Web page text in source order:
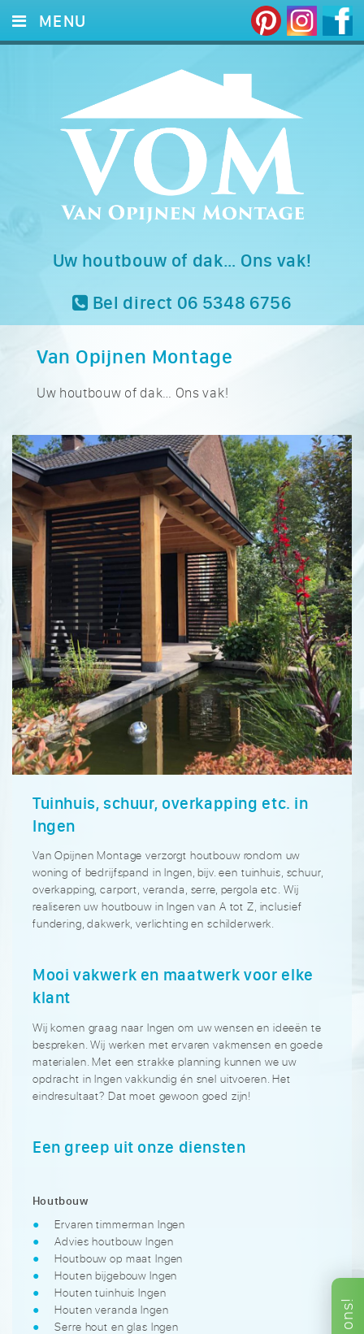
ons!
Uw houtbouw of dak… Ons vak!
Bel direct 06 5348 6756
MENU
FOTO’S
REFERENTIES
Van Opijnen Montage
Uw houtbouw of dak… Ons vak!
Tuinhuis, schuur, overkapping etc. in
Ingen
Van Opijnen Montage verzorgt houtbouw rondom uw
woning of bedrijfspand in Ingen, bijv. een tuinhuis, schuur,
overkapping, carport, veranda, serre, pergola etc. Wij
realiseren uw houtbouw in Ingen van A tot Z, inclusief
fundering, dakwerk, verlichting en schilderwerk.
Mooi vakwerk en maatwerk voor elke
klant
Wij komen graag naar Ingen om uw wensen en ideeën te
bespreken. Wij werken met ervaren vakmensen en goede
materialen. Met een strakke planning kunnen we uw
opdracht in Ingen vakkundig én snel uitvoeren. Het
eindresultaat? Dat moet gewoon goed zijn!
Een greep uit onze diensten
Houtbouw
Ervaren timmerman Ingen
Advies houtbouw Ingen
Houtbouw op maat Ingen
Houten bijgebouw Ingen
Houten tuinhuis Ingen
Houten veranda Ingen
Serre hout en glas Ingen